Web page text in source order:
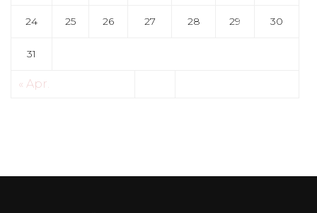
24 25 26 27 28 29 30
31
« Apr.